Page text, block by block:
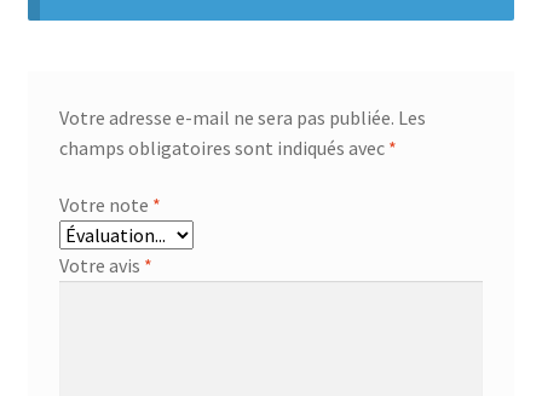
Votre adresse e-mail ne sera pas publiée. Les
champs obligatoires sont indiqués avec *
Votre note *
Votre avis *